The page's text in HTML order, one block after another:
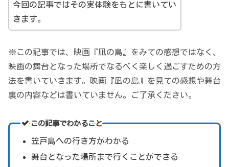
今回の記事ではその実体験をもとに書いてい
きます。
※この記事では、映画『凪の島』をみての感想ではなく、
映画の舞台となった場所でなるべく楽しく過ごすための方
法を書いていきます。映画『凪の島』を見ての感想や舞台
裏の内容などは書いていません。ご了承ください。
この記事でわかること
笠戸島への行き方がわかる
舞台となった場所まで行くことができる